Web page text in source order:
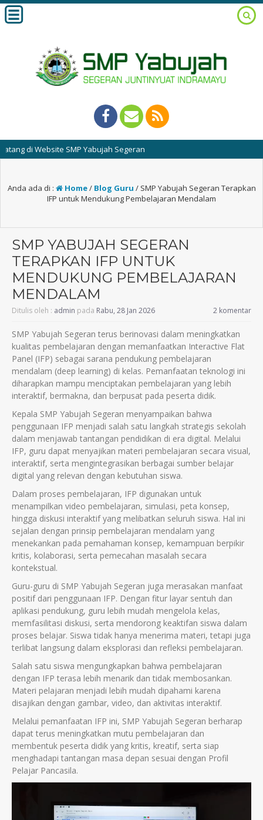
Website SMP Yabujah Segeran
Anda ada di : Home/ Blog Guru / SMP Yabujah Segeran Terapkan
IFP untuk Mendukung Pembelajaran Mendalam
SMP YABUJAH SEGERAN
TERAPKAN IFP UNTUK
MENDUKUNG PEMBELAJARAN
MENDALAM
Ditulis oleh : admin pada Rabu, 28 Jan 2026 2 komentar
SMP Yabujah Segeran terus berinovasi dalam meningkatkan
kualitas pembelajaran dengan memanfaatkan Interactive Flat
Panel (IFP) sebagai sarana pendukung pembelajaran
mendalam (deep learning) di kelas. Pemanfaatan teknologi ini
diharapkan mampu menciptakan pembelajaran yang lebih
interaktif, bermakna, dan berpusat pada peserta didik.
Kepala SMP Yabujah Segeran menyampaikan bahwa
penggunaan IFP menjadi salah satu langkah strategis sekolah
dalam menjawab tantangan pendidikan di era digital. Melalui
IFP, guru dapat menyajikan materi pembelajaran secara visual,
interaktif, serta mengintegrasikan berbagai sumber belajar
digital yang relevan dengan kebutuhan siswa.
Dalam proses pembelajaran, IFP digunakan untuk
menampilkan video pembelajaran, simulasi, peta konsep,
hingga diskusi interaktif yang melibatkan seluruh siswa. Hal ini
sejalan dengan prinsip pembelajaran mendalam yang
menekankan pada pemahaman konsep, kemampuan berpikir
kritis, kolaborasi, serta pemecahan masalah secara
kontekstual.
Guru-guru di SMP Yabujah Segeran juga merasakan manfaat
positif dari penggunaan IFP. Dengan fitur layar sentuh dan
aplikasi pendukung, guru lebih mudah mengelola kelas,
memfasilitasi diskusi, serta mendorong keaktifan siswa dalam
proses belajar. Siswa tidak hanya menerima materi, tetapi juga
terlibat langsung dalam eksplorasi dan refleksi pembelajaran.
Salah satu siswa mengungkapkan bahwa pembelajaran
dengan IFP terasa lebih menarik dan tidak membosankan.
Materi pelajaran menjadi lebih mudah dipahami karena
disajikan dengan gambar, video, dan aktivitas interaktif.
Melalui pemanfaatan IFP ini, SMP Yabujah Segeran berharap
dapat terus meningkatkan mutu pembelajaran dan
membentuk peserta didik yang kritis, kreatif, serta siap
menghadapi tantangan masa depan sesuai dengan Profil
Pelajar Pancasila.